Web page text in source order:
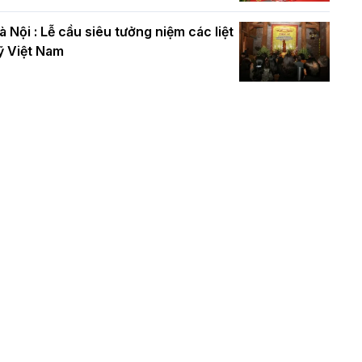
Nội : Lễ cầu siêu tưởng niệm các liệt
Việt Nam